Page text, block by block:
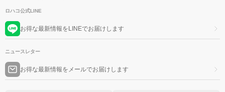
ロハコ公式LINE
お得な最新情報をLINEでお届けします
ニュースレター
お得な最新情報をメールでお届けします